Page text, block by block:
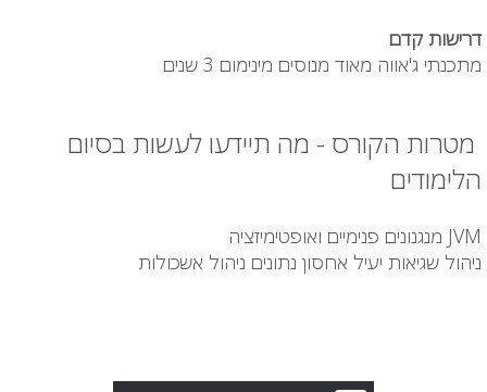
דרישות קדם
מתכנתי ג'אווה מאוד מנוסים מינימום 3 שנים
מטרות הקורס - מה תיידעו לעשות בסיום
הלימודים
JVM מנגנונים פנימיים ואופטימיזציה
ניהול שגיאות יעיל אחסון נתונים ניהול אשכולות